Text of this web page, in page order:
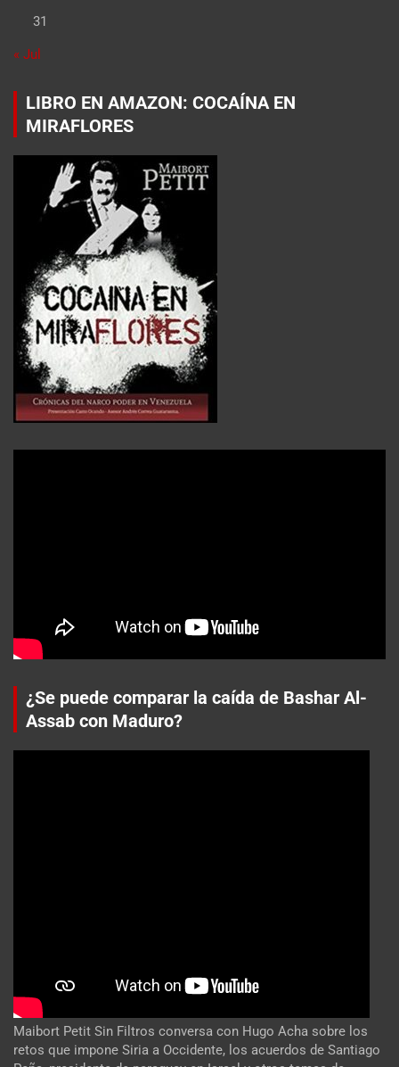
31
« Jul
LIBRO EN AMAZON: COCAÍNA EN
MIRAFLORES
¿Se puede comparar la caída de Bashar Al-
Assab con Maduro?
Maibort Petit Sin Filtros conversa con Hugo Acha sobre los
retos que impone Siria a Occidente, los acuerdos de Santiago